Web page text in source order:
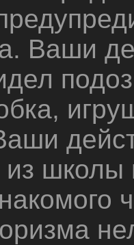
Ваши
школы